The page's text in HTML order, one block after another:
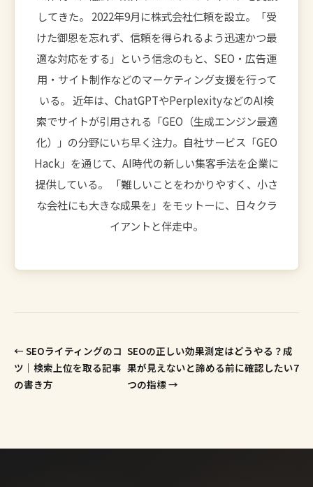
してきた。 2022年9月に株式会社仁頼を設立。「受
けた御恩を忘れず、信頼を得られるよう迅速かつ最
適な対応をする」という信念のもと、SEO・広告運
用・サイト制作などのマーケティング支援を行って
いる。 近年は、ChatGPTやPerplexityなどのAI検
索でサイトが引用される「GEO（生成エンジン最適
化）」の分野にいち早く注力。自社サービス「GEO
Hack」を通じて、AI時代の新しい集客手法を企業に
提供している。 「難しいことをわかりやすく、小さ
な会社にも大きな成果を」をモットーに、日々クラ
イアントと伴走中。
← SEOライティングのコ
ツ｜検索上位を取る記事
の書き方
SEOの正しい効果測定はどうやる？成
果が見えないと諦める前に確認したい7
つの指標 →